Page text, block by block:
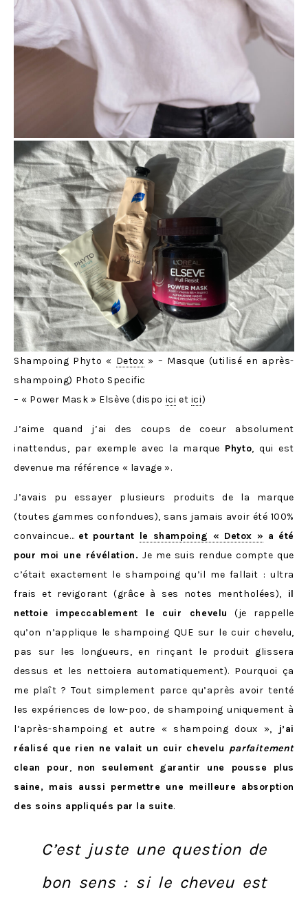
Shampoing Phyto « Detox » – Masque (utilisé en après-
shampoing) Photo Specific
– « Power Mask » Elsève (dispo ici et ici)
J’aime quand j’ai des coups de coeur absolument
inattendus, par exemple avec la marque Phyto, qui est
devenue ma référence « lavage ».
J’avais pu essayer plusieurs produits de la marque
(toutes gammes confondues), sans jamais avoir été 100%
convaincue… et pourtant le shampoing « Detox » a été
pour moi une révélation. Je me suis rendue compte que
c’était exactement le shampoing qu’il me fallait : ultra
frais et revigorant (grâce à ses notes mentholées), il
nettoie impeccablement le cuir chevelu
(je rappelle
qu’on n’applique le shampoing QUE sur le cuir chevelu,
pas sur les longueurs, en rinçant le produit glissera
dessus et les nettoiera automatiquement). Pourquoi ça
me plaît ? Tout simplement parce qu’après avoir tenté
les expériences de low-poo, de shampoing uniquement à
l’après-shampoing et autre « shampoing doux »,
j’ai
réalisé que rien ne valait un cuir chevelu parfaitement
clean pour, non seulement garantir une pousse plus
saine, mais aussi permettre une meilleure absorption
des soins appliqués par la suite.
C’est juste une question de
bon sens : si le cheveu est